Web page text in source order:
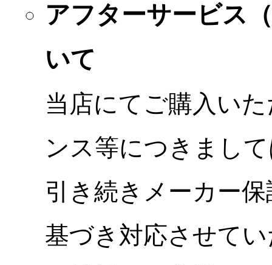
アフターサービス
いて
当店にてご購入い
ンス等につきまし
引き続きメーカー
基づき対応させて